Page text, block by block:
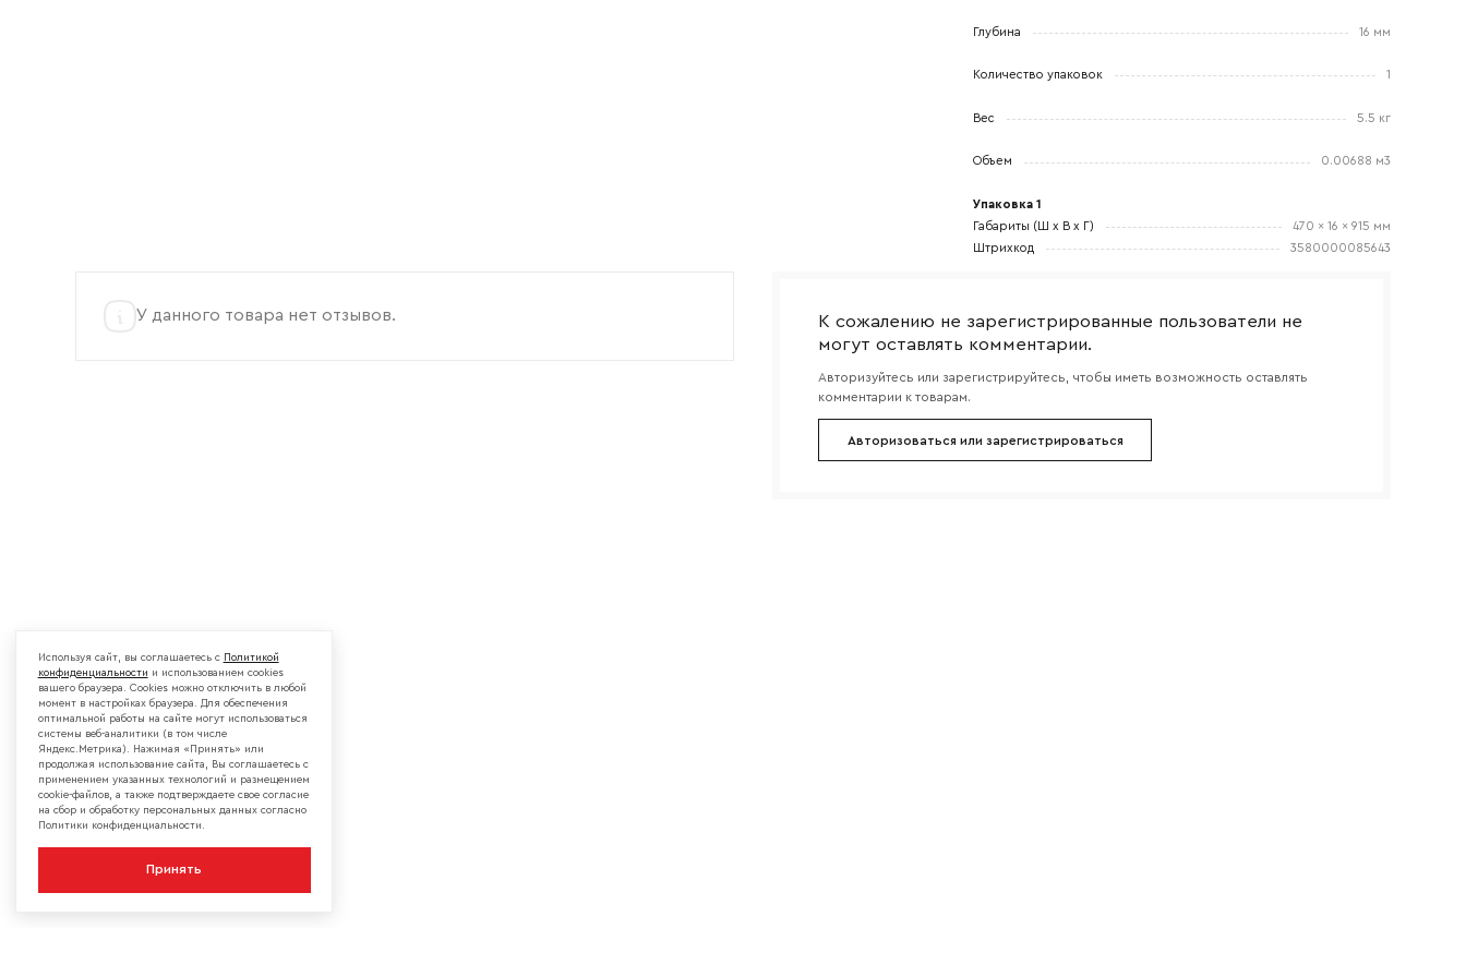
Глубина 16 мм
Количество упаковок 1
Вес 5.5 кг
Объем 0.00688 м3
Упаковка 1
Габариты (Ш x В x Г)
470 x 16 x 915 мм
Штрихкод
3580000085643
У данного товара нет отзывов.
К сожалению не зарегистрированные пользователи не
могут оставлять комментарии.
Авторизуйтесь или зарегистрируйтесь, чтобы иметь возможность оставлять
комментарии к товарам.
Авторизоваться или зарегистрироваться
Используя сайт, вы соглашаетесь с Политикой
конфиденциальности и использованием cookies
вашего браузера. Cookies можно отключить в любой
момент в настройках браузера. Для обеспечения
оптимальной работы на сайте могут использоваться
системы веб-аналитики (в том числе
Яндекс.Метрика). Нажимая «Принять» или
продолжая использование сайта, Вы соглашаетесь с
применением указанных технологий и размещением
cookie-файлов, а также подтверждаете свое согласие
на сбор и обработку персональных данных согласно
Политики конфиденциальности.
Принять